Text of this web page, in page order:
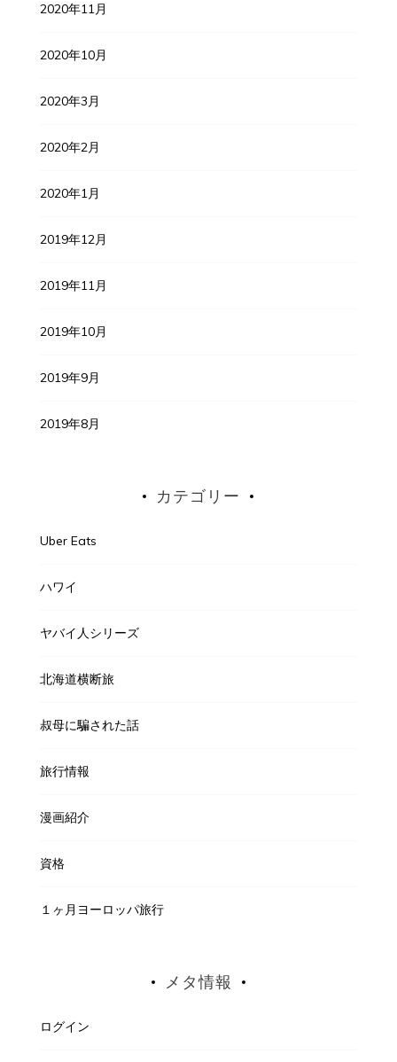
2020年11月
2020年10月
2020年3月
2020年2月
2020年1月
2019年12月
2019年11月
2019年10月
2019年9月
2019年8月
カテゴリー
Uber Eats
ハワイ
ヤバイ人シリーズ
北海道横断旅
叔母に騙された話
旅行情報
漫画紹介
資格
１ヶ月ヨーロッパ旅行
メタ情報
ログイン